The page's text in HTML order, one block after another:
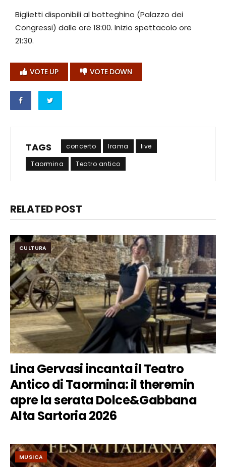
Biglietti disponibili al botteghino (Palazzo dei
Congressi) dalle ore 18:00. Inizio spettacolo ore
21:30.
VOTE UP VOTE DOWN
TAGS concerto Irama live
Taormina Teatro antico
RELATED POST
CULTURA
Lina Gervasi incanta il Teatro
Antico di Taormina: il theremin
apre la serata Dolce&Gabbana
Alta Sartoria 2026
MUSICA